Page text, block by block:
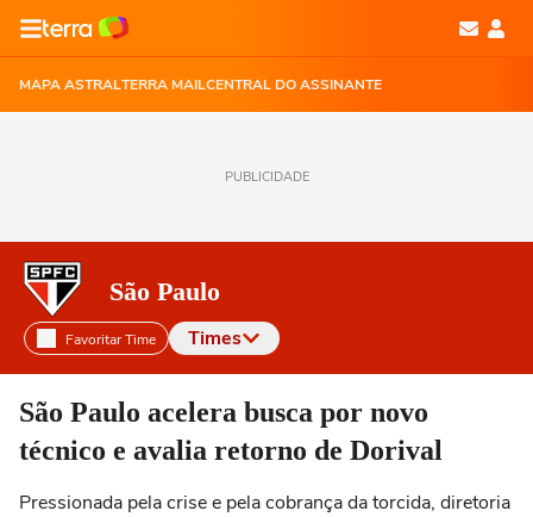
MAPA ASTRALTERRA MAILCENTRAL DO ASSINANTE
PUBLICIDADE
São Paulo
Favoritar Time Times
Selecione o time para ver as notícias
São Paulo acelera busca por novo
técnico e avalia retorno de Dorival
Pressionada pela crise e pela cobrança da torcida, diretoria